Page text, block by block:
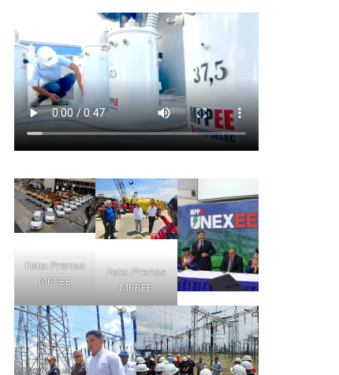
Foto: Prensa
MPPEE
Foto: Prensa
MPPEE